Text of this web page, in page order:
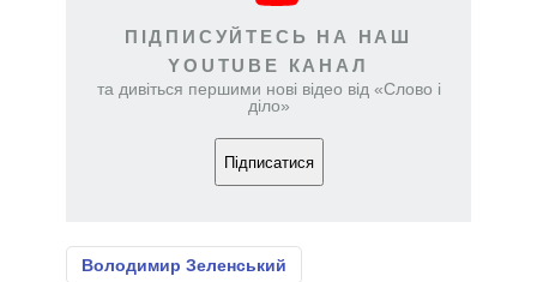
ПІДПИСУЙТЕСЬ НА НАШ
YOUTUBE КАНАЛ
та дивіться першими нові відео від «Слово і
діло»
Підписатися
Володимир Зеленський